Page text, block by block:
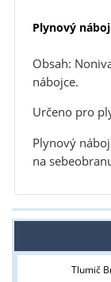
Plynový
Obsah:
nábojce.
Určeno pro
Plynový
na
Tlumič